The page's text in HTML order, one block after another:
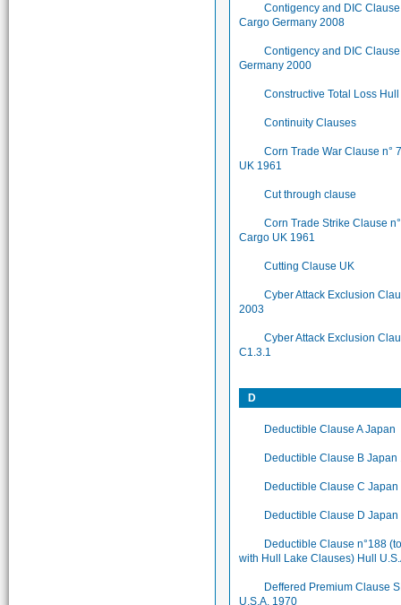
Contigency and DIC
Cargo Germany 2008
Contigency and DIC
Germany 2000
Constructive Total Loss Hull
Continuity Clauses
Corn Trade War Clause n°
UK 1961
Cut through clause
Corn Trade Strike Clause
Cargo UK 1961
Cutting Clause UK
Cyber Attack Exclusion
2003
Cyber Attack Exclusion
C1.3.1
D
Deductible Clause A Japan
Deductible Clause B Japan
Deductible Clause C Japan
Deductible Clause D Japan
Deductible Clause n°188
with Hull Lake Clauses) Hull
Deffered Premium Clause
U.S.A. 1970